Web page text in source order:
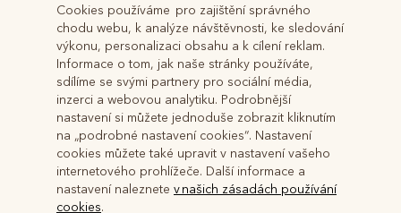
Atraktivní pozemky v Břeclavi poblíž
dálnice D2
Číslo:2025026
Cookies používáme pro zajištění správného
chodu webu, k analýze návštěvnosti, ke sledování
výkonu, personalizaci obsahu a k cílení reklam.
Informace o tom, jak naše stránky používáte,
sdílíme se svými partnery pro sociální média,
inzerci a webovou analytiku. Podrobnější
nastavení si můžete jednoduše zobrazit kliknutím
na „podrobné nastavení cookies“. Nastavení
cookies můžete také upravit v nastavení vašeho
internetového prohlížeče. Další informace a
nastavení naleznete v našich zásadách používání
cookies.